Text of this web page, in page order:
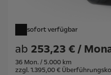
sofort verfügbar
ab 253,23 € /
36 Mon. / 5.000 km
zzgl. 1.395,00 €